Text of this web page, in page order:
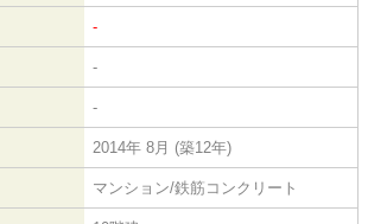
-
-
-
2014年 8月 (築12年)
マンション/鉄筋コンクリート